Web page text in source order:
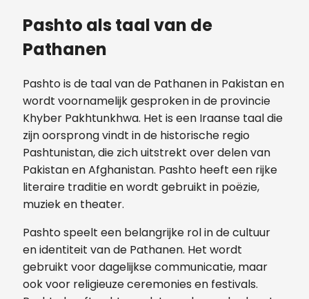
Pashto als taal van de
Pathanen
Pashto is de taal van de Pathanen in Pakistan en
wordt voornamelijk gesproken in de provincie
Khyber Pakhtunkhwa. Het is een Iraanse taal die
zijn oorsprong vindt in de historische regio
Pashtunistan, die zich uitstrekt over delen van
Pakistan en Afghanistan. Pashto heeft een rijke
literaire traditie en wordt gebruikt in poëzie,
muziek en theater.
Pashto speelt een belangrijke rol in de cultuur
en identiteit van de Pathanen. Het wordt
gebruikt voor dagelijkse communicatie, maar
ook voor religieuze ceremonies en festivals.